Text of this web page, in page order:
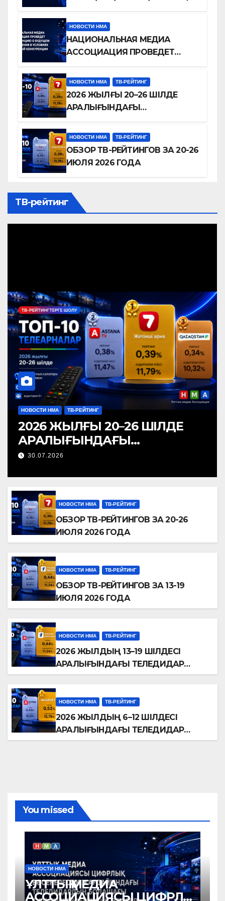
ЖАҒДАЙЫНДАҒЫ
ТЕЛЕДИДАРДЫҢ БОЛАШАҒЫ
ТУРАЛЫ КОНФЕРЕНЦИЯ
ӨТКІЗЕДІ
НОВОСТИ НМА
НАЦИОНАЛЬНАЯ МЕДИА
АССОЦИАЦИЯ ПРОВЕДЕТ
ТЕЛЕВИДЕНИЯ В УСЛОВИЯХ
ЦИФРОВОЙ КОНКУРЕНЦИИ
НОВОСТИ НМА ТВ-РЕЙТИНГ
2026 ЖЫЛҒЫ 20–26 ШІЛДЕ
АРАЛЫҒЫНДАҒЫ
ШОЛУ
НОВОСТИ НМА ТВ-РЕЙТИНГ
ОБЗОР ТВ-РЕЙТИНГОВ ЗА 20-26
ИЮЛЯ 2026 ГОДА
ТВ-рейтинг
НОВОСТИ НМА ТВ-РЕЙТИНГ
2026 ЖЫЛҒЫ 20–26 ШІЛДЕ
АРАЛЫҒЫНДАҒЫ
ТЕЛЕАРНАЛАР РЕЙТИНГІНЕ
30.07.2026
НОВОСТИ НМА ТВ-РЕЙТИНГ
ОБЗОР ТВ-РЕЙТИНГОВ ЗА 20-26
ИЮЛЯ 2026 ГОДА
НОВОСТИ НМА ТВ-РЕЙТИНГ
ОБЗОР ТВ-РЕЙТИНГОВ ЗА 13-19
ИЮЛЯ 2026 ГОДА
НОВОСТИ НМА ТВ-РЕЙТИНГ
2026 ЖЫЛДЫҢ 13–19 ШІЛДЕСІ
АРАЛЫҒЫНДАҒЫ ТЕЛЕДИДАР
РЕЙТИНГТЕРІНЕ ШОЛУ
НОВОСТИ НМА ТВ-РЕЙТИНГ
2026 ЖЫЛДЫҢ 6–12 ШІЛДЕСІ
АРАЛЫҒЫНДАҒЫ ТЕЛЕДИДАР
РЕЙТИНГТЕРІНЕ ШОЛУ
You missed
НОВОСТИ НМА
ҰЛТТЫҚ МЕДИА
АССОЦИАЦИЯСЫ ЦИФРЛЫҚ